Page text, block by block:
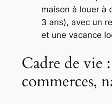
maison à louer à
3 ans), avec un
et une vacance
Cadre de vie
commerces,